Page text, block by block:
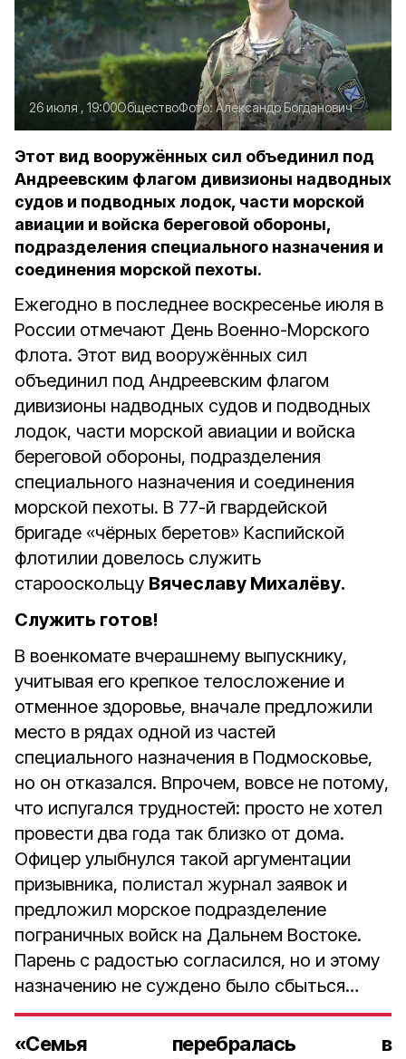
26 июля , 19:00ОбществоФото: Александр Богданович
Этот вид вооружённых сил объединил под
Андреевским флагом дивизионы надводных
судов и подводных лодок, части морской
авиации и войска береговой обороны,
подразделения специального назначения и
соединения морской пехоты.
Ежегодно в последнее воскресенье июля в
России отмечают День Военно-Морского
Флота. Этот вид вооружённых сил
объединил под Андреевским флагом
дивизионы надводных судов и подводных
лодок, части морской авиации и войска
береговой обороны, подразделения
специального назначения и соединения
морской пехоты. В 77-й гвардейской
бригаде «чёрных беретов» Каспийской
флотилии довелось служить
старооскольцу Вячеславу Михалёву.
Служить готов!
В военкомате вчерашнему выпускнику,
учитывая его крепкое телосложение и
отменное здоровье, вначале предложили
место в рядах одной из частей
специального назначения в Подмосковье,
но он отказался. Впрочем, вовсе не потому,
что испугался трудностей: просто не хотел
провести два года так близко от дома.
Офицер улыбнулся такой аргументации
призывника, полистал журнал заявок и
предложил морское подразделение
пограничных войск на Дальнем Востоке.
Парень с радостью согласился, но и этому
назначению не суждено было сбыться…
«Семья перебралась в